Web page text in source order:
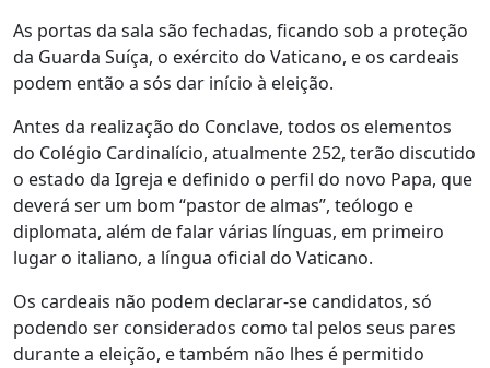
As portas da sala são fechadas, ficando sob a proteção
da Guarda Suíça, o exército do Vaticano, e os cardeais
podem então a sós dar início à eleição.
Antes da realização do Conclave, todos os elementos
do Colégio Cardinalício, atualmente 252, terão discutido
o estado da Igreja e definido o perfil do novo Papa, que
deverá ser um bom “pastor de almas”, teólogo e
diplomata, além de falar várias línguas, em primeiro
lugar o italiano, a língua oficial do Vaticano.
Os cardeais não podem declarar-se candidatos, só
podendo ser considerados como tal pelos seus pares
durante a eleição, e também não lhes é permitido